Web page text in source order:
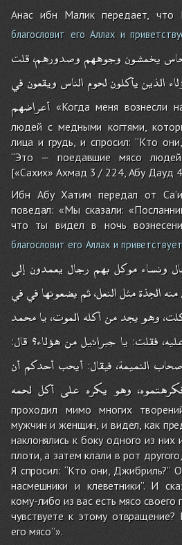
Анас ибн Малик передает, что
благословит его Аллах и
يخمشونوجوههموصدورهم،قلت
الذينيأكلونلحومالناسويقعونفي
أعراضهم «Когда меня вознесли
людей с медными когтями,
лица и грудь, и спросил: ‘‘Кто
‘‘Это — поедавшие мясо людей
[«Сахих» Ахмад 3 / 224, Абу Дауд
Ибн Абу Хатим передал от
поведал: «Мы сказали:
что ты видел в ночь
благословит его Аллах и
ونساء موكلبهم رجال يعمدون إلى
منهالجذةمثلالنعل،ثميضعونهافيفي
وهويجدمنأكلهالموت،يامحمد
فقلت:يا جبرائيلمن هؤلاء؟ قال:
النميمة،فيقال:أيحبأحدكمأن
وهو يكره على أكل لحمه
проходил мимо многих
мужчин и женщин, и видел, как
наклонялись к боку одного из них
плоти, а затем клали в рот другого,
Я спросил: ‘‘Кто они, Джибриль?’’
насмешники и клеветники’’. И
кому-либо из вас есть мясо своего
чувствуете к этому отвращение?
его мясо’’».